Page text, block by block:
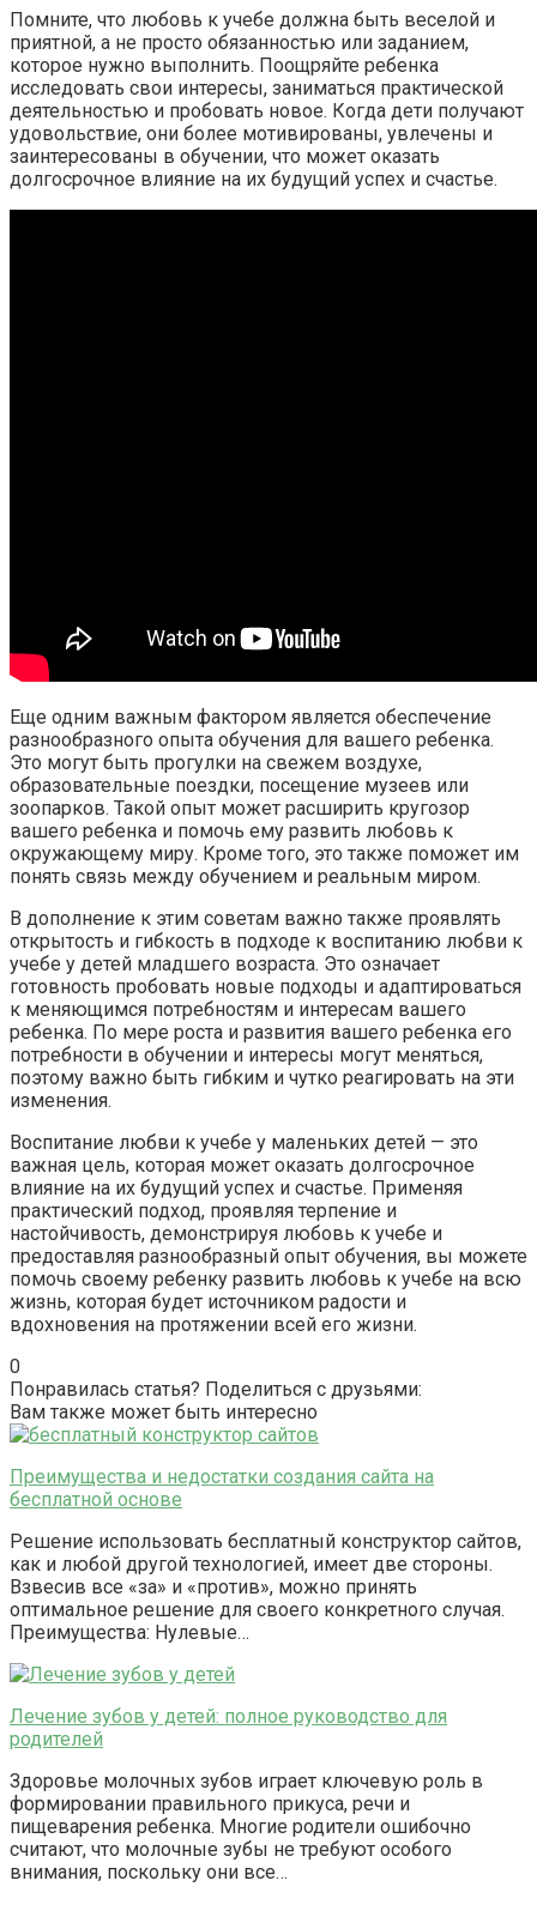
Помните, что любовь к учебе должна быть веселой и
приятной, а не просто обязанностью или заданием,
которое нужно выполнить. Поощряйте ребенка
исследовать свои интересы, заниматься практической
деятельностью и пробовать новое. Когда дети получают
удовольствие, они более мотивированы, увлечены и
заинтересованы в обучении, что может оказать
долгосрочное влияние на их будущий успех и счастье.
Еще одним важным фактором является обеспечение
разнообразного опыта обучения для вашего ребенка.
Это могут быть прогулки на свежем воздухе,
образовательные поездки, посещение музеев или
зоопарков. Такой опыт может расширить кругозор
вашего ребенка и помочь ему развить любовь к
окружающему миру. Кроме того, это также поможет им
понять связь между обучением и реальным миром.
В дополнение к этим советам важно также проявлять
открытость и гибкость в подходе к воспитанию любви к
учебе у детей младшего возраста. Это означает
готовность пробовать новые подходы и адаптироваться
к меняющимся потребностям и интересам вашего
ребенка. По мере роста и развития вашего ребенка его
потребности в обучении и интересы могут меняться,
поэтому важно быть гибким и чутко реагировать на эти
изменения.
Воспитание любви к учебе у маленьких детей — это
важная цель, которая может оказать долгосрочное
влияние на их будущий успех и счастье. Применяя
практический подход, проявляя терпение и
настойчивость, демонстрируя любовь к учебе и
предоставляя разнообразный опыт обучения, вы можете
помочь своему ребенку развить любовь к учебе на всю
жизнь, которая будет источником радости и
вдохновения на протяжении всей его жизни.
0
Понравилась статья? Поделиться с друзьями:
Вам также может быть интересно
Преимущества и недостатки создания сайта на
бесплатной основе
Решение использовать бесплатный конструктор сайтов,
как и любой другой технологией, имеет две стороны.
Взвесив все «за» и «против», можно принять
оптимальное решение для своего конкретного случая.
Преимущества: Нулевые…
Лечение зубов у детей: полное руководство для
родителей
Здоровье молочных зубов играет ключевую роль в
формировании правильного прикуса, речи и
пищеварения ребенка. Многие родители ошибочно
считают, что молочные зубы не требуют особого
внимания, поскольку они все…